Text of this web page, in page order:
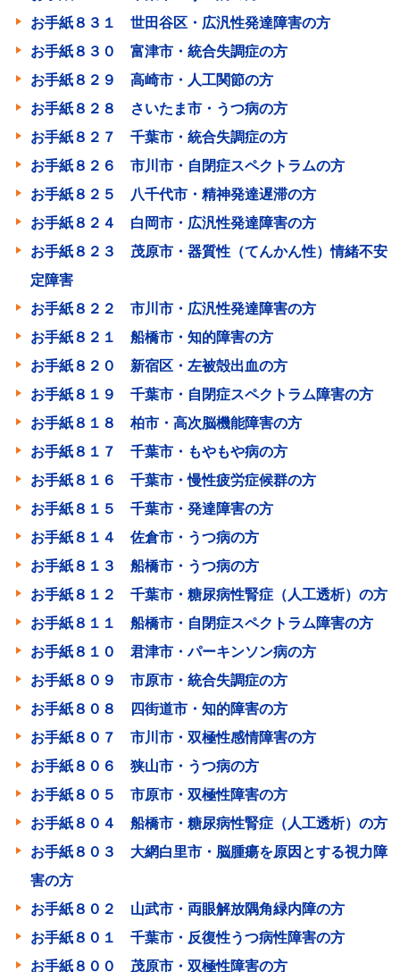
お手紙８３１ 世田谷区・広汎性発達障害の方
お手紙８３０ 富津市・統合失調症の方
お手紙８２９ 高崎市・人工関節の方
お手紙８２８ さいたま市・うつ病の方
お手紙８２７ 千葉市・統合失調症の方
お手紙８２６ 市川市・自閉症スペクトラムの方
お手紙８２５ 八千代市・精神発達遅滞の方
お手紙８２４ 白岡市・広汎性発達障害の方
お手紙８２３ 茂原市・器質性（てんかん性）情緒不安
定障害
お手紙８２２ 市川市・広汎性発達障害の方
お手紙８２１ 船橋市・知的障害の方
お手紙８２０ 新宿区・左被殻出血の方
お手紙８１９ 千葉市・自閉症スペクトラム障害の方
お手紙８１８ 柏市・高次脳機能障害の方
お手紙８１７ 千葉市・もやもや病の方
お手紙８１６ 千葉市・慢性疲労症候群の方
お手紙８１５ 千葉市・発達障害の方
お手紙８１４ 佐倉市・うつ病の方
お手紙８１３ 船橋市・うつ病の方
お手紙８１２ 千葉市・糖尿病性腎症（人工透析）の方
お手紙８１１ 船橋市・自閉症スペクトラム障害の方
お手紙８１０ 君津市・パーキンソン病の方
お手紙８０９ 市原市・統合失調症の方
お手紙８０８ 四街道市・知的障害の方
お手紙８０７ 市川市・双極性感情障害の方
お手紙８０６ 狭山市・うつ病の方
お手紙８０５ 市原市・双極性障害の方
お手紙８０４ 船橋市・糖尿病性腎症（人工透析）の方
お手紙８０３ 大網白里市・脳腫瘍を原因とする視力障
害の方
お手紙８０２ 山武市・両眼解放隅角緑内障の方
お手紙８０１ 千葉市・反復性うつ病性障害の方
お手紙８００ 茂原市・双極性障害の方